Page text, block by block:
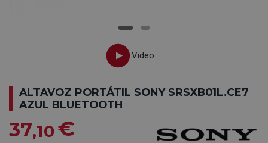
ALTAVOZ PORTÁTIL SONY SRSXB01L.CE7
AZUL BLUETOOTH
37,10€